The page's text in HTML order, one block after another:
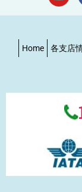
Home 各支店